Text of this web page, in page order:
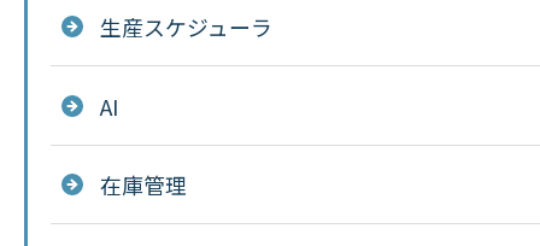
生産スケジューラ
AI
在庫管理